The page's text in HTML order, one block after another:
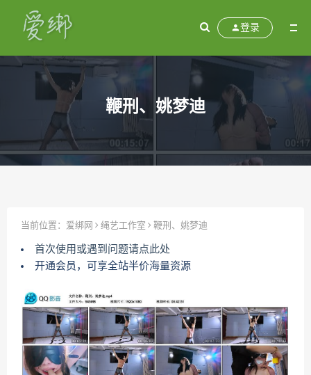
登录
鞭刑、姚梦迪
当前位置： 爱绑网 绳艺工作室 鞭刑、姚梦迪
首次使用或遇到问题请点此处
开通会员，可享全站半价海量资源